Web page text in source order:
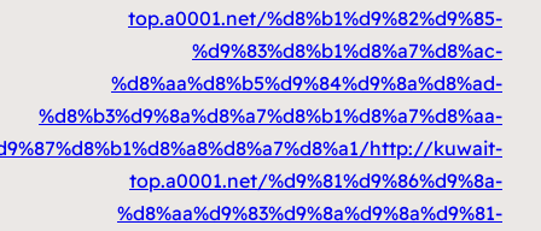
top.a0001.net/
top.a0001.net/